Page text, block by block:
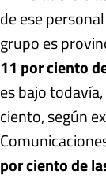
de ese
grupo es
11 por ciento
es bajo
ciento, según
por ciento de